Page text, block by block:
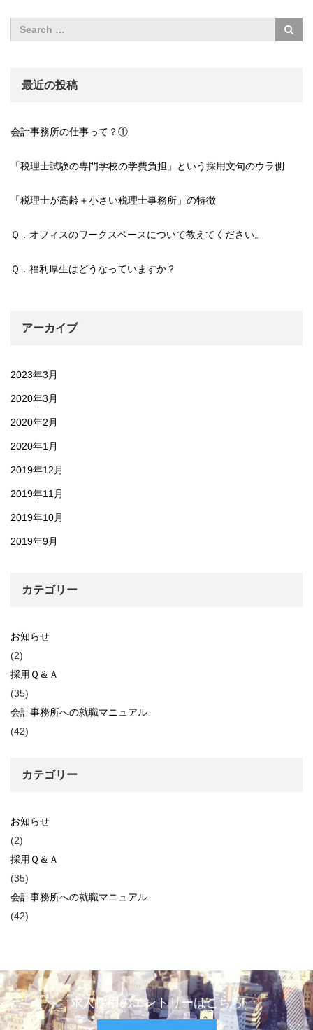
最近の投稿
会計事務所の仕事って？①
「税理士試験の専門学校の学費負担」という採用文句のウラ側
「税理士が高齢＋小さい税理士事務所」の特徴
Ｑ．オフィスのワークスペースについて教えてください。
Ｑ．福利厚生はどうなっていますか？
アーカイブ
2023年3月
2020年3月
2020年2月
2020年1月
2019年12月
2019年11月
2019年10月
2019年9月
カテゴリー
お知らせ
(2)
採用Ｑ＆Ａ
(35)
会計事務所への就職マニュアル
(42)
カテゴリー
お知らせ
(2)
採用Ｑ＆Ａ
(35)
会計事務所への就職マニュアル
(42)
求人採用のエントリーはこちら